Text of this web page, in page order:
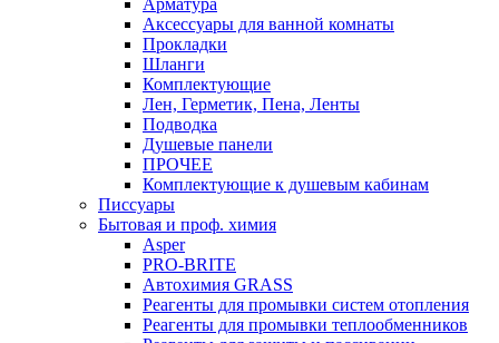
Арматура
Аксессуары для ванной комнаты
Прокладки
Шланги
Комплектующие
Лен, Герметик, Пена, Ленты
Подводка
Душевые панели
ПРОЧЕЕ
Комплектующие к душевым кабинам
Писсуары
Бытовая и проф. химия
Asper
PRO-BRITE
Автохимия GRASS
Реагенты для промывки систем отопления
Реагенты для промывки теплообменников